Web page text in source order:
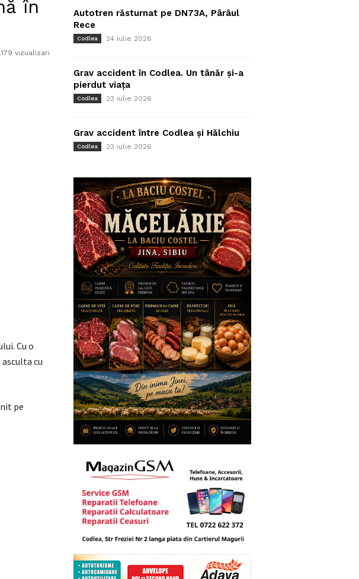
în
vizualizari
Cu o
cu
pe
Autotren răsturnat pe DN73A, Pârâul
Rece
Codlea 24 iulie 2026
Grav accident în Codlea. Un tânăr și-a
pierdut viața
Codlea 23 iulie 2026
Grav accident între Codlea și Hălchiu
Codlea 23 iulie 2026